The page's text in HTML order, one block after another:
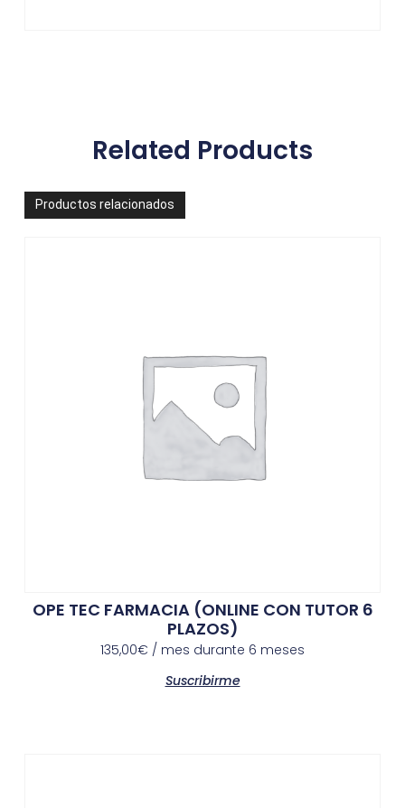
Related Products
Productos relacionados
OPE TEC FARMACIA (ONLINE CON TUTOR 6
PLAZOS)
135,00€ / mes durante 6 meses
Suscribirme